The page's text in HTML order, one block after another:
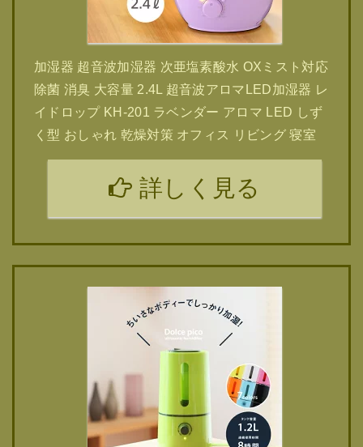
加湿器 超音波加湿器 次亜塩素酸水 OXミスト対応
除菌 消臭 大容量 2.4L 超音波アロマLED加湿器 レ
イドロップ KH-201 ラベンダー アロマ LED しず
く型 おしゃれ 乾燥対策 オフィス リビング 寝室
詳しく見る